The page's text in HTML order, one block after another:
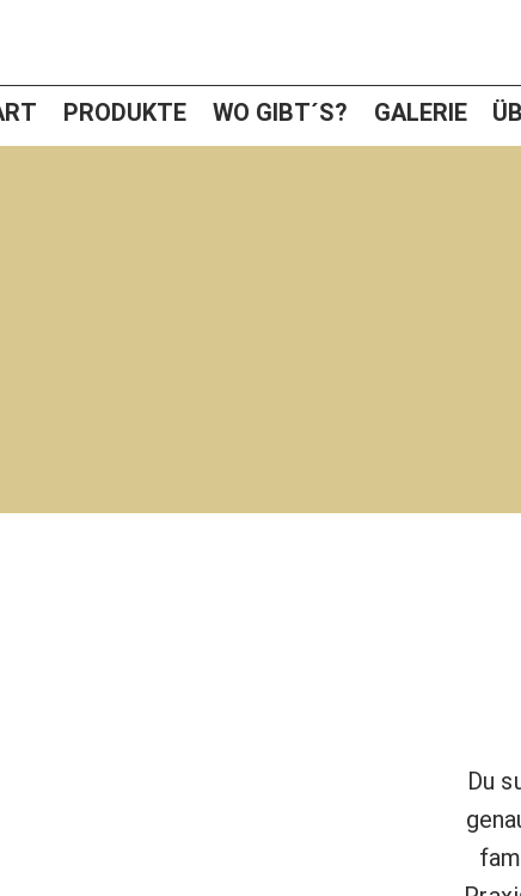
PRODUKTE WO GIBT´S? GALERIE
Du